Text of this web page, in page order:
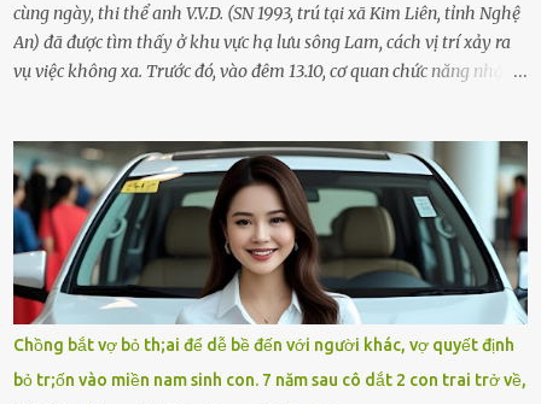
cùng ngày, thi thể anh V.V.D. (SN 1993, trú tại xã Kim Liên, tỉnh Nghệ
An) đã được tìm thấy ở khu vực hạ lưu sông Lam, cách vị trí xảy ra
vụ việc không xa. Trước đó, vào đêm 13.10, cơ quan chức năng nhận
– rồi để lại xe máy trên cầu, ôm theo 2 con gái nhỏ nhảy xuống
sông. Người thân và hàng xóm ngóng chờ thông tin tìm kiếm 3 bố
con mất tích trên sông Lam sau vụ nhảy cầu. Ảnh: Hải Dương Tại
hiện trường, người dân phát hiện một chiếc xe máy mang biển kiểm
soát Nghệ An cùng hai chiếc cặp học sinh. Ngay trong đêm, lực
lượng chức năng phối hợp cùng các đội cứu hộ tình nguyện triển
khai tìm kiếm. Danh tính các nạn nhân được xác định là anh V.V.D.
và 2 con gái là cháu V.H.B. (SN 2020) và V.G.T. (SN 2021). Hai cháu là
con của anh D. và chị B.T.Y. (SN 1999). Lực lượng cứu hộ đã tiến hành
Chồng bắt vợ bỏ th;ai để dễ bề đến với người khác, vợ quyết định
bỏ tr;ốn vào miền nam sinh con. 7 năm sau cô dắt 2 con trai trở về,